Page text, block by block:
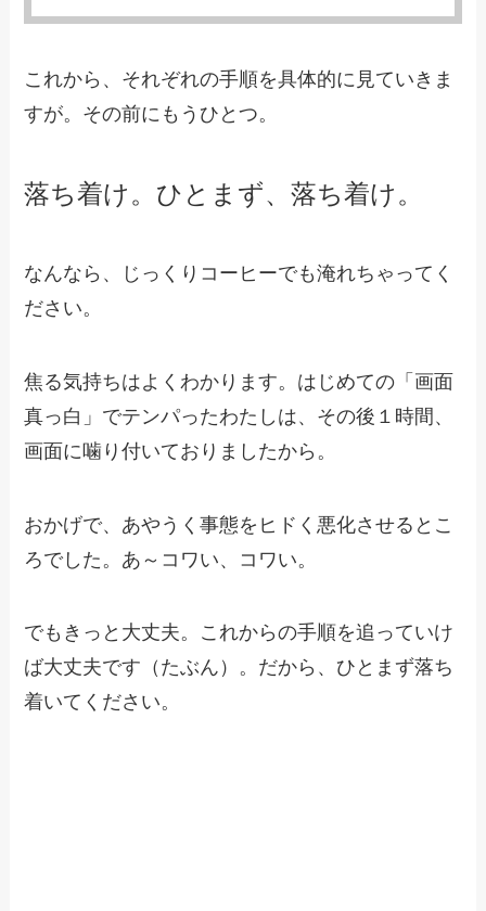
これから、それぞれの手順を具体的に見ていきま
すが。その前にもうひとつ。
落ち着け。ひとまず、落ち着け。
なんなら、じっくりコーヒーでも淹れちゃってく
ださい。
焦る気持ちはよくわかります。はじめての「画面
真っ白」でテンパったわたしは、その後１時間、
画面に噛り付いておりましたから。
おかげで、あやうく事態をヒドく悪化させるとこ
ろでした。あ～コワい、コワい。
でもきっと大丈夫。これからの手順を追っていけ
ば大丈夫です（たぶん）。だから、ひとまず落ち
着いてください。